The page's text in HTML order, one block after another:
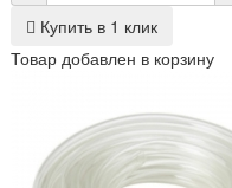
Купить в 1 клик
Товар добавлен в корзину